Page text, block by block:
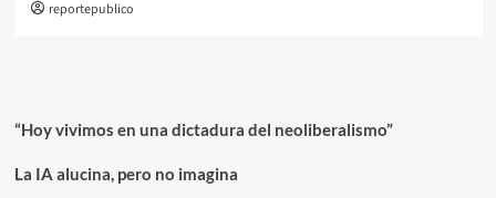
reportepublico
“Hoy vivimos en una dictadura del neoliberalismo”
La IA alucina, pero no imagina